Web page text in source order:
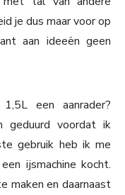
je dus maar voor op
aan ideeën geen
een aanrader?
voordat ik
gebruik heb ik me
ijsmachine kocht.
maken en daarnaast